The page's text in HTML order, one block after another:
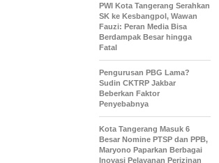
PWI Kota Tangerang Serahkan
SK ke Kesbangpol, Wawan
Fauzi: Peran Media Bisa
Berdampak Besar hingga
Fatal
Pengurusan PBG Lama?
Sudin CKTRP Jakbar
Beberkan Faktor
Penyebabnya
Kota Tangerang Masuk 6
Besar Nomine PTSP dan PPB,
Maryono Paparkan Berbagai
Inovasi Pelayanan Perizinan